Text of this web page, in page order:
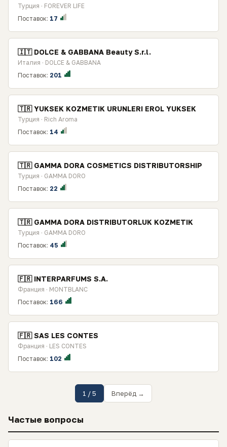
Турция · FOREVER LIFE
Поставок: 17
🇮🇹 DOLCE & GABBANA Beauty S.r.l.
Италия · DOLCE & GABBANA
Поставок: 201
🇹🇷 YUKSEK KOZMETIK URUNLERI EROL YUKSEK
Турция · Rich Aroma
Поставок: 14
🇹🇷 GAMMA DORA COSMETICS DISTRIBUTORSHIP
Турция · GAMMA DORO
Поставок: 22
🇹🇷 GAMMA DORA DISTRIBUTORLUK KOZMETIK
Турция · GAMMA DORO
Поставок: 45
🇫🇷 INTERPARFUMS S.A.
Франция · MONTBLANC
Поставок: 166
🇫🇷 SAS LES CONTES
Франция · LES CONTES
Поставок: 102
1 / 5 Вперёд →
Частые вопросы